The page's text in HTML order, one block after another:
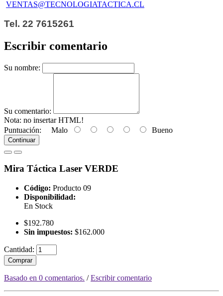
VENTAS@TECNOLOGIATACTICA.CL
Tel. 22 7615261
Escribir comentario
Su nombre:
Su comentario:
Nota: no insertar HTML!
Puntuación: Malo Bueno
Continuar
Mira Táctica Laser VERDE
Código: Producto 09
Disponibilidad:
En Stock
$192.780
Sin impuestos: $162.000
Cantidad:
Comprar
Basado en 0 comentarios. /Escribir comentario